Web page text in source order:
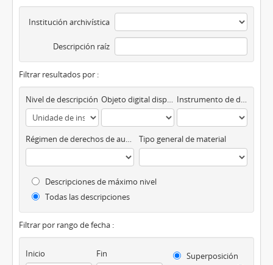
Institución archivística
Descripción raíz
Filtrar resultados por :
Nivel de descripción Objeto digital disponibles Instrumento de descripción
Régimen de derechos de autor Tipo general de material
Descripciones de máximo nivel
Todas las descripciones
Filtrar por rango de fecha :
Inicio Fin
Superposición